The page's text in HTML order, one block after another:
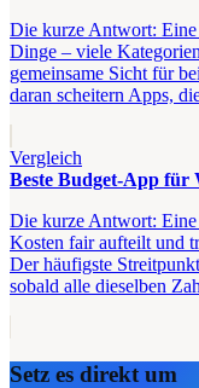
Die kurze Antwort:
Dinge – viele
gemeinsame Sicht für
daran scheitern Apps,
Vergleich
Beste Budget-App für
Die kurze Antwort:
Kosten fair aufteilt und
Der häufigste
sobald alle dieselben
Setz es direkt um